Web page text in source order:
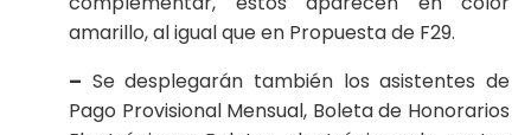
amarillo, al igual que en Propuesta de F29.
– Se desplegarán también los asistentes de
Pago Provisional Mensual, Boleta de Honorarios